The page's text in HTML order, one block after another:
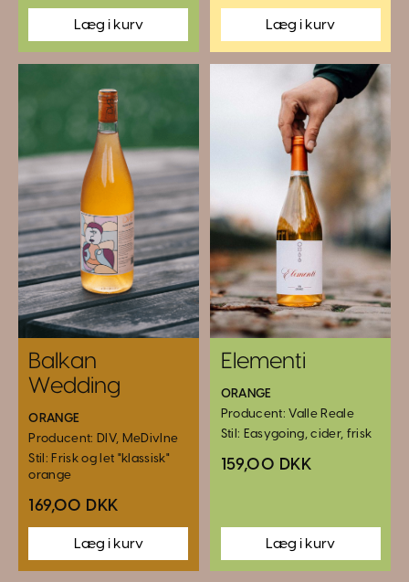
Balkan
Wedding
ORANGE
Producent: DIV, MeDivIne
Stil: Frisk og let "klassisk"
orange
169,00 DKK
Elementi
ORANGE
Producent: Valle Reale
Stil: Easygoing, cider, frisk
159,00 DKK